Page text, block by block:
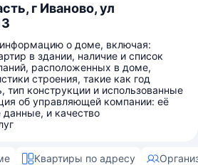
г Иваново, ул
о доме, включая:
в здании, наличие и список
расположенных в доме,
строения, такие как год
тип конструкции и использованные
об управляющей компании: её
данные, и качество
Квартиры по адресу